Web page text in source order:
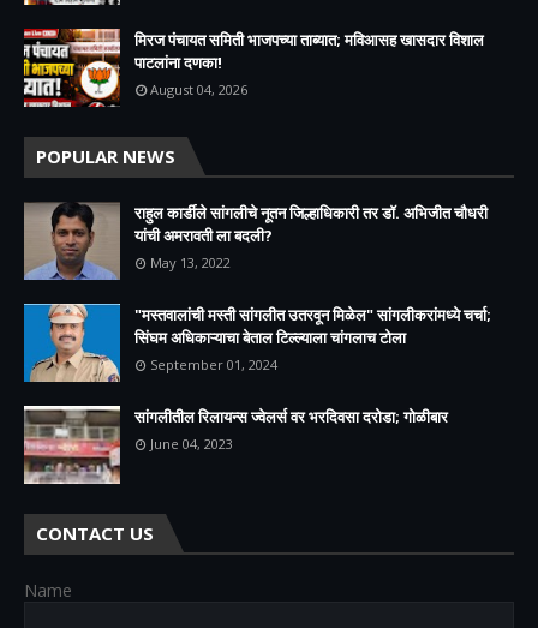
मिरज पंचायत समिती भाजपच्या ताब्यात; मविआसह खासदार विशाल
पाटलांना दणका!
August 04, 2026
POPULAR NEWS
राहुल कार्डीले सांगलीचे नूतन जिल्हाधिकारी तर डॉ. अभिजीत चौधरी
यांची अमरावती ला बदली?
May 13, 2022
"मस्तवालांची मस्ती सांगलीत उतरवून मिळेल" सांगलीकरांमध्ये चर्चा;
सिंघम अधिकाऱ्याचा बेताल टिल्ल्याला चांगलाच टोला
September 01, 2024
सांगलीतील रिलायन्स ज्वेलर्स वर भरदिवसा दरोडा; गोळीबार
June 04, 2023
CONTACT US
Name